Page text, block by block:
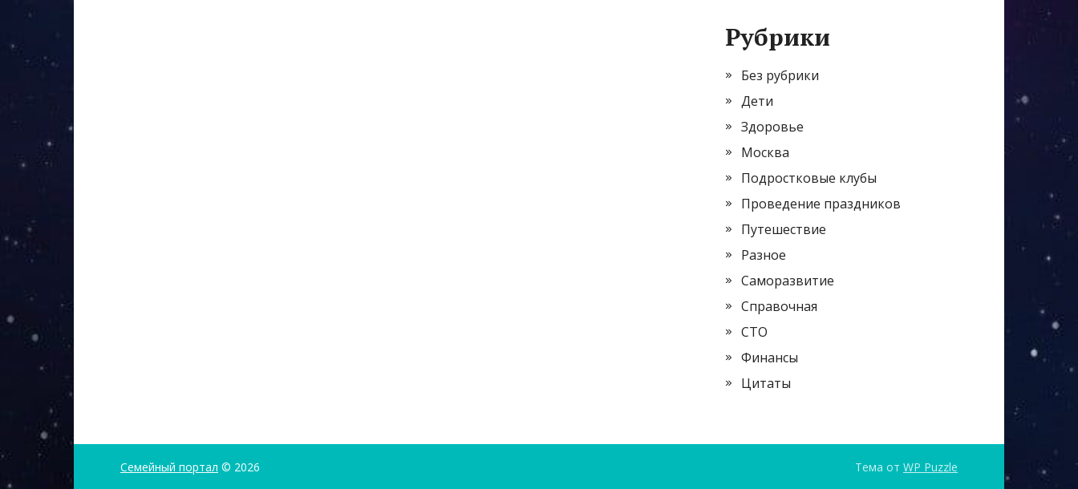
Рубрики
Без рубрики
Дети
Здоровье
Москва
Подростковые клубы
Проведение праздников
Путешествие
Разное
Саморазвитие
Справочная
СТО
Финансы
Цитаты
Семейный портал © 2026 Тема от WP Puzzle